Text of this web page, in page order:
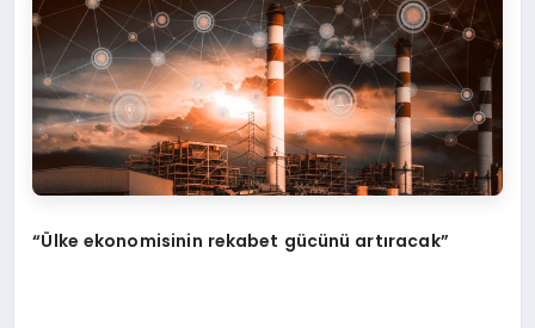
“Ülke ekonomisinin rekabet gücünü artıracak”